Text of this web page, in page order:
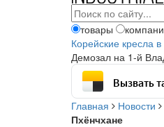
товары
Корейские кресла
Демозал на 1-й
Вызвать
Главная Новости
Пхёнчхане